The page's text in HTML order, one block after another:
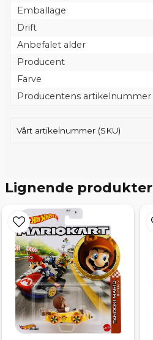
Emballage
Drift
Anbefalet alder
Producent
Farve
Producentens artikelnummer
Vårt artikelnummer (SKU)
Lignende produkter